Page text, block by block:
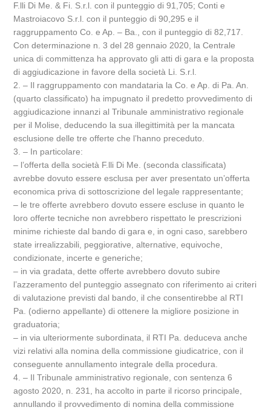
F.lli Di Me. & Fi. S.r.l. con il punteggio di 91,705; Conti e
Mastroiacovo S.r.l. con il punteggio di 90,295 e il
raggruppamento Co. e Ap. – Ba., con il punteggio di 82,717.
Con determinazione n. 3 del 28 gennaio 2020, la Centrale
unica di committenza ha approvato gli atti di gara e la proposta
di aggiudicazione in favore della società Li. S.r.l.
2. – Il raggruppamento con mandataria la Co. e Ap. di Pa. An.
(quarto classificato) ha impugnato il predetto provvedimento di
aggiudicazione innanzi al Tribunale amministrativo regionale
per il Molise, deducendo la sua illegittimità per la mancata
esclusione delle tre offerte che l’hanno preceduto.
3. – In particolare:
– l’offerta della società F.lli Di Me. (seconda classificata)
avrebbe dovuto essere esclusa per aver presentato un’offerta
economica priva di sottoscrizione del legale rappresentante;
– le tre offerte avrebbero dovuto essere escluse in quanto le
loro offerte tecniche non avrebbero rispettato le prescrizioni
minime richieste dal bando di gara e, in ogni caso, sarebbero
state irrealizzabili, peggiorative, alternative, equivoche,
condizionate, incerte e generiche;
– in via gradata, dette offerte avrebbero dovuto subire
l’azzeramento del punteggio assegnato con riferimento ai criteri
di valutazione previsti dal bando, il che consentirebbe al RTI
Pa. (odierno appellante) di ottenere la migliore posizione in
graduatoria;
– in via ulteriormente subordinata, il RTI Pa. deduceva anche
vizi relativi alla nomina della commissione giudicatrice, con il
conseguente annullamento integrale della procedura.
4. – Il Tribunale amministrativo regionale, con sentenza 6
agosto 2020, n. 231, ha accolto in parte il ricorso principale,
annullando il provvedimento di nomina della commissione